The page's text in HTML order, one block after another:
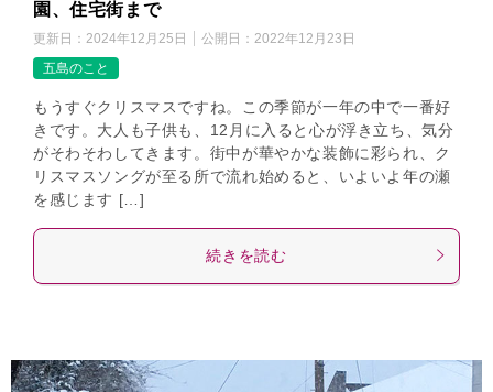
園、住宅街まで
更新日： 2024年12月25日 公開日： 2022年12月23日
五島のこと
もうすぐクリスマスですね。この季節が一年の中で一番好
きです。大人も子供も、12月に入ると心が浮き立ち、気分
がそわそわしてきます。街中が華やかな装飾に彩られ、ク
リスマスソングが至る所で流れ始めると、いよいよ年の瀬
を感じます […]
続きを読む